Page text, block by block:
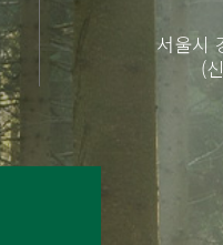
서울시
(